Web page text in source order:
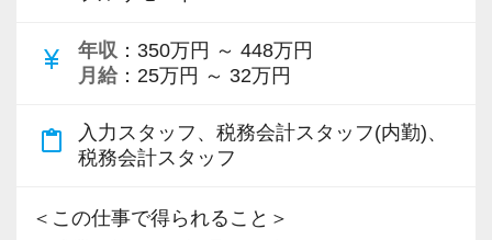
Q. 当事務所を選んだ理由は？
A. 幅広い業務を経験できる点に魅力を感じ、入
所を決めました。
A. さまざまな業務を任せてもらえるので、以前
currency_yen 年収 ：350万円 ～ 448万円
月給 ：25万円 ～ 32万円
content_paste
入力スタッフ、税務会計スタッフ(内勤)、
税務会計スタッフ
＜この仕事で得られること＞